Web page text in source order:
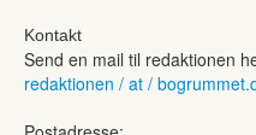
Kontakt
Send en mail til redaktionen
redaktionen / at /